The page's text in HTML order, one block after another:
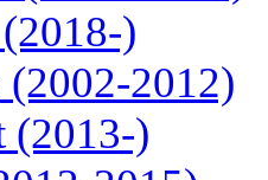
)
2012)
(2013-)